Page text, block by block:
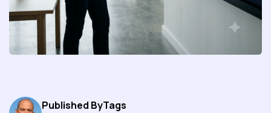
Published ByTags